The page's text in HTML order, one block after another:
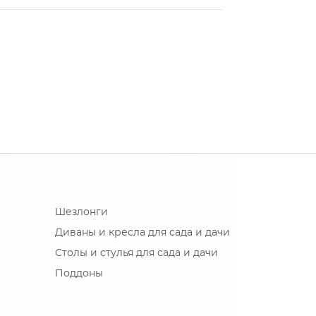
Шезлонги
Диваны и кресла для сада и дачи
Столы и стулья для сада и дачи
Поддоны